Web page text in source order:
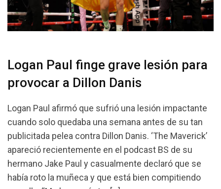
Logan Paul finge grave lesión para
provocar a Dillon Danis
Logan Paul afirmó que sufrió una lesión impactante
cuando solo quedaba una semana antes de su tan
publicitada pelea contra Dillon Danis. ‘The Maverick’
apareció recientemente en el podcast BS de su
hermano Jake Paul y casualmente declaró que se
había roto la muñeca y que está bien compitiendo